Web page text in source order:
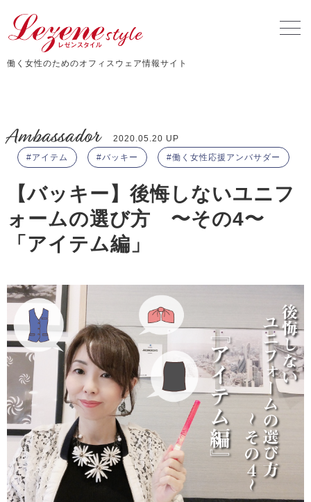
働く女性のためのオフィスウェア情報サイト
Ambassador
2020.05.20 UP
アイテム
バッキー 働く女性応援アンバサダー
【バッキー】後悔しないユニフ
ォームの選び方 〜その4〜
「アイテム編」